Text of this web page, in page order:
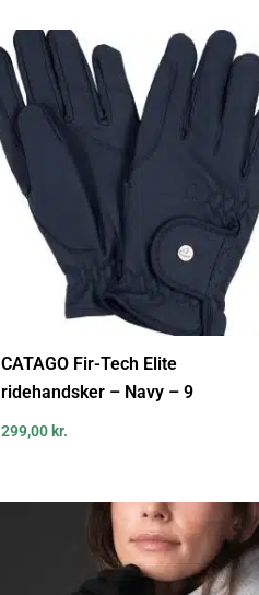
CATAGO Fir-Tech Elite
ridehandsker – Navy – 9
299,00 kr.